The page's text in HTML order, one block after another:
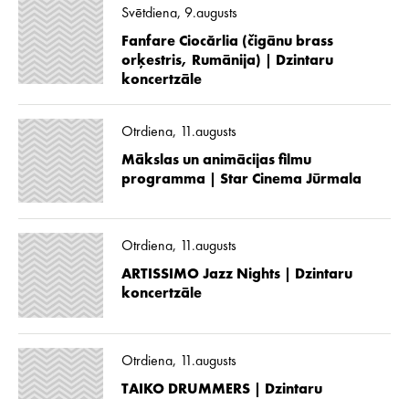
Svētdiena, 9.augusts
Fanfare Ciocărlia (čigānu brass
orķestris, Rumānija) | Dzintaru
koncertzāle
Otrdiena, 11.augusts
Mākslas un animācijas filmu
programma | Star Cinema Jūrmala
Otrdiena, 11.augusts
ARTISSIMO Jazz Nights | Dzintaru
koncertzāle
Otrdiena, 11.augusts
TAIKO DRUMMERS | Dzintaru